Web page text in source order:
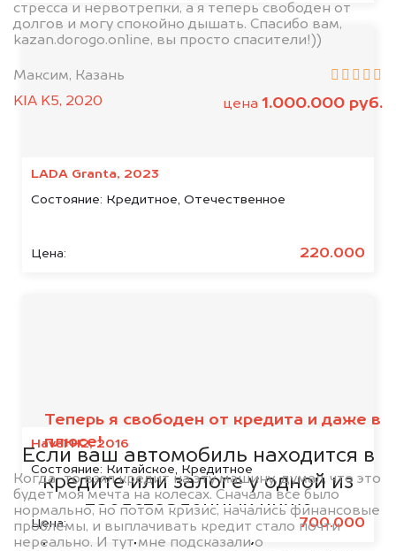
LADA Granta, 2023
Состояние: Кредитное, Отечественное
Цена: 220.000
Haval H2, 2016
Состояние: Китайское, Кредитное
Цена: 700.000
стресса и нервотрепки, а я теперь свободен от
долгов и могу спокойно дышать. Спасибо вам,
kazan.dorogo.online, вы просто спасители!))
Максим, Казань
KIA K5, 2020
цена 1.000.000 руб.
Теперь я свободен от кредита и даже в
плюсе!
Когда-то взял кредит на эту машину, думал, что это
будет моя мечта на колесах. Сначала все было
нормально, но потом кризис, начались финансовые
проблемы, и выплачивать кредит стало почти
нереально. И тут мне подсказали о
банками
Если ваш автомобиль находится в
кредите или залоге у одной из
представленных ниже
организаций, то мы купим его на